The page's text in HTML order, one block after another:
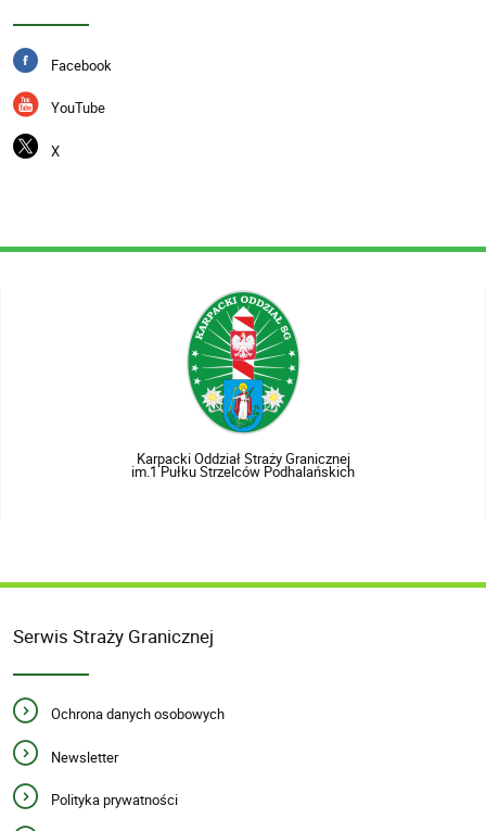
Facebook
YouTube
X
Karpacki Oddział Straży Granicznej
im.1 Pułku Strzelców Podhalańskich
Serwis Straży Granicznej
Ochrona danych osobowych
Newsletter
Polityka prywatności